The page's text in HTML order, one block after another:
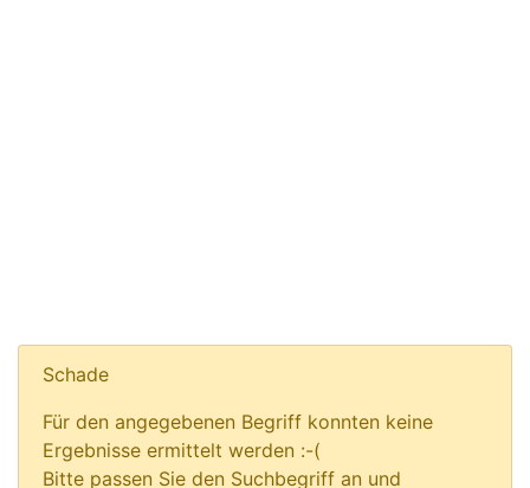
Schade
Für den angegebenen Begriff konnten keine
Ergebnisse ermittelt werden :-(
Bitte passen Sie den Suchbegriff an und